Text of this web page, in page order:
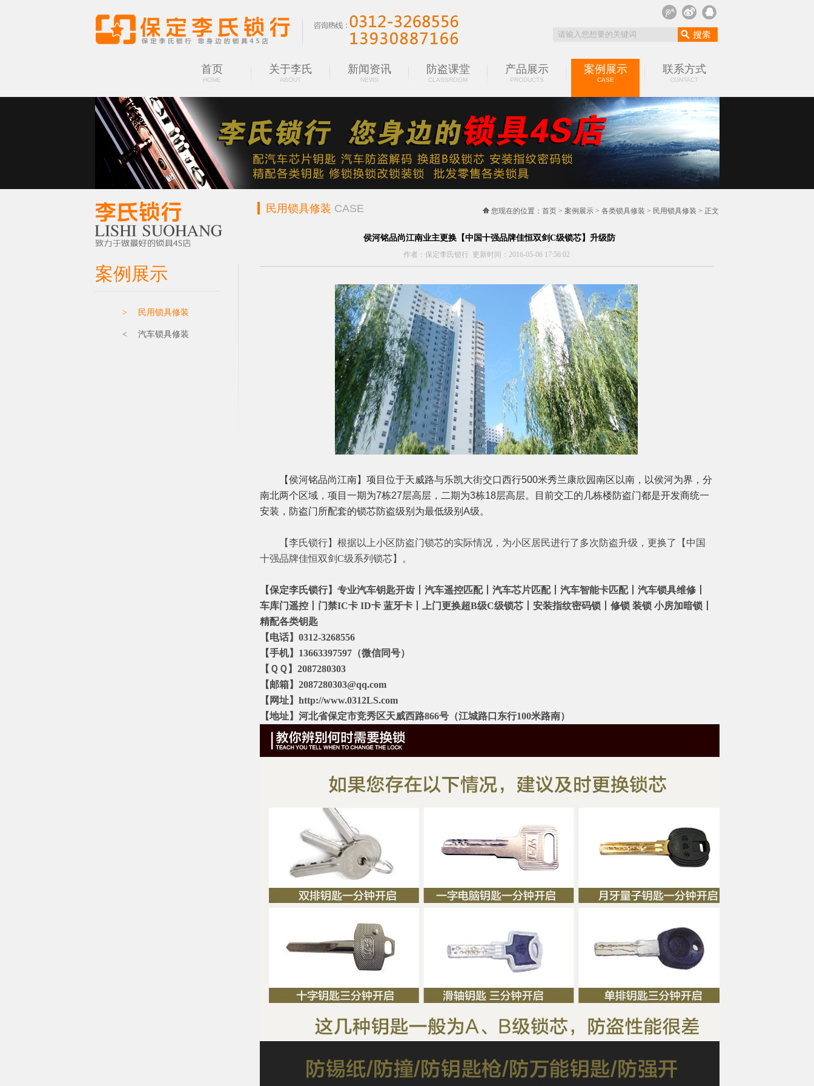
首页
HOME
关于李氏
ABOUT
新闻资讯
NEWS
防盗课堂
CLASSROOM
产品展示
PRODUCTS
案例展示
CASE
联系方式
CONTACT
案例展示
> 民用锁具修装
< 汽车锁具修装
民用锁具修装 CASE 您现在的位置： 首页> 案例展示> 各类锁具修装 > 民用锁具修装 > 正文
侯河铭品尚江南业主更换【中国十强品牌佳恒双剑C级锁芯】升级防
作者：保定李氏锁行 更新时间：2016-05-06 17:56:02
【侯河铭品尚江南】项目位于天威路与乐凯大街交口西行500米秀兰康欣园南区以南，以侯河为界，分
南北两个区域，项目一期为7栋27层高层，二期为3栋18层高层。目前交工的几栋楼防盗门都是开发商统一
安装，防盗门所配套的锁芯防盗级别为最低级别A级。
【李氏锁行】根据以上小区防盗门锁芯的实际情况，为小区居民进行了多次防盗升级，更换了【中国
十强品牌佳恒双剑C级系列锁芯】。
【保定李氏锁行】专业汽车钥匙开齿丨汽车遥控匹配丨汽车芯片匹配丨汽车智能卡匹配丨汽车锁具维修丨
车库门遥控丨门禁IC卡 ID卡 蓝牙卡丨上门更换超B级C级锁芯丨安装指纹密码锁丨修锁 装锁 小房加暗锁丨
精配各类钥匙
【电话】0312-3268556
【手机】13663397597（微信同号）
【ＱＱ】2087280303
【邮箱】2087280303@qq.com
【网址】http://www.0312LS.com
【地址】河北省保定市竞秀区天威西路866号（江城路口东行100米路南）